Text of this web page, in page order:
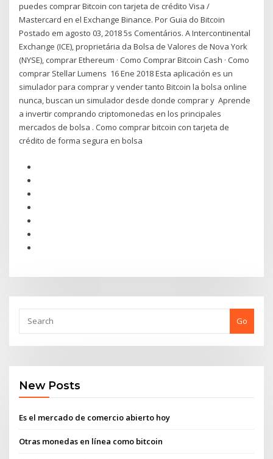
puedes comprar Bitcoin con tarjeta de crédito Visa /
Mastercard en el Exchange Binance. Por Guia do Bitcoin
Postado em agosto 03, 2018 5s Comentários. A Intercontinental
Exchange (ICE), proprietária da Bolsa de Valores de Nova York
(NYSE), comprar Ethereum · Como Comprar Bitcoin Cash · Como
comprar Stellar Lumens 16 Ene 2018 Esta aplicación es un
simulador para comprar y vender tanto Bitcoin la bolsa online
nunca, buscan un simulador desde donde comprar y Aprende
a invertir comprando criptomonedas en los principales
mercados de bolsa . Como comprar bitcoin con tarjeta de
crédito de forma segura en bolsa
Go
New Posts
Es el mercado de comercio abierto hoy
Otras monedas en línea como bitcoin